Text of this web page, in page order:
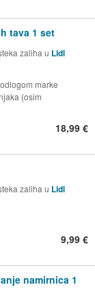
tava 1 set
zaliha u Lidl
marke
(osim
18,99 €
zaliha u Lidl
9,99 €
namirnica 1